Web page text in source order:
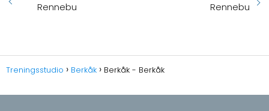
Rennebu
Rennebu
Treningsstudio Berkåk Berkåk - Berkåk